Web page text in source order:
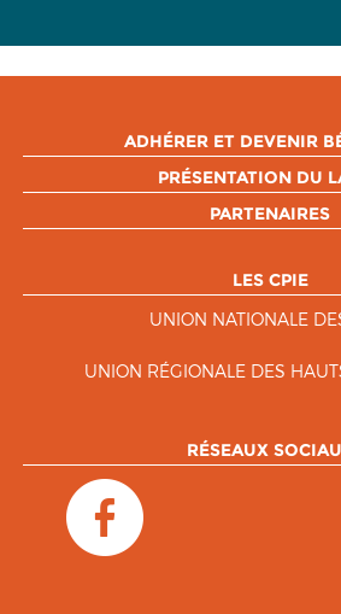
ADHÉRER ET DEVENIR
PRÉSENTATION DU
PARTENAIRES
LES CPIE
UNION NATIONALE
UNION RÉGIONALE DES
RÉSEAUX